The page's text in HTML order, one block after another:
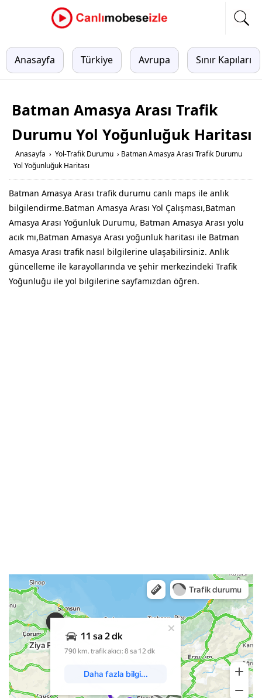
Anasayfa Türkiye Avrupa Sınır Kapıları
Batman Amasya Arası Trafik
Durumu Yol Yoğunluğuk Haritası
Anasayfa › Yol-Trafik Durumu › Batman Amasya Arası Trafik Durumu
Yol Yoğunluğuk Haritası
Batman Amasya Arası trafik durumu canlı maps ile anlık
bilgilendirme.Batman Amasya Arası Yol Çalışması,Batman
Amasya Arası Yoğunluk Durumu, Batman Amasya Arası yolu
acık mı,Batman Amasya Arası yoğunluk haritası ile Batman
Amasya Arası trafik nasıl bilgilerine ulaşabilirsiniz. Anlık
güncelleme ile karayollarında ve şehir merkezindeki Trafik
Yoğunluğu ile yol bilgilerine sayfamızdan öğren.